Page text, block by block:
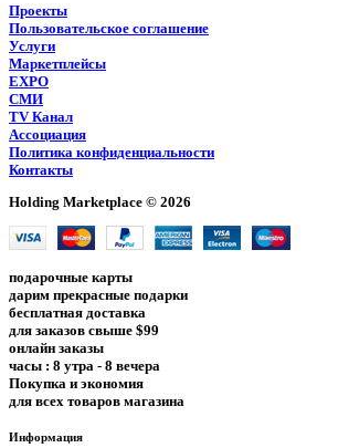
Проекты
Пользовательское соглашение
Услуги
Маркетплейсы
EXPO
СМИ
TV Канал
Ассоциация
Политика конфиденциальности
Контакты
Holding Marketplace © 2026
подарочные карты
дарим прекрасные подарки
бесплатная доставка
для заказов свыше $99
онлайн заказы
часы : 8 утра - 8 вечера
Покупка и экономия
для всех товаров магазина
Информация